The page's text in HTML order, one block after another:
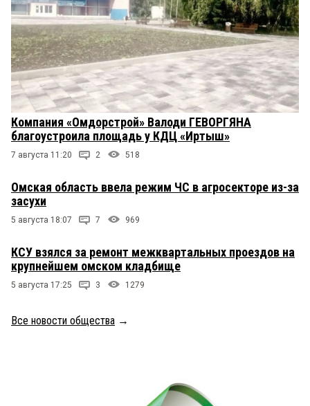
Компания «Омдорстрой» Валоди ГЕВОРГЯНА
благоустроила площадь у КДЦ «Иртыш»
7 августа 11:20 2 518
Омская область ввела режим ЧС в агросекторе из-за
засухи
5 августа 18:07 7 969
КСУ взялся за ремонт межквартальных проездов на
крупнейшем омском кладбище
5 августа 17:25 3 1279
Все новости общества →